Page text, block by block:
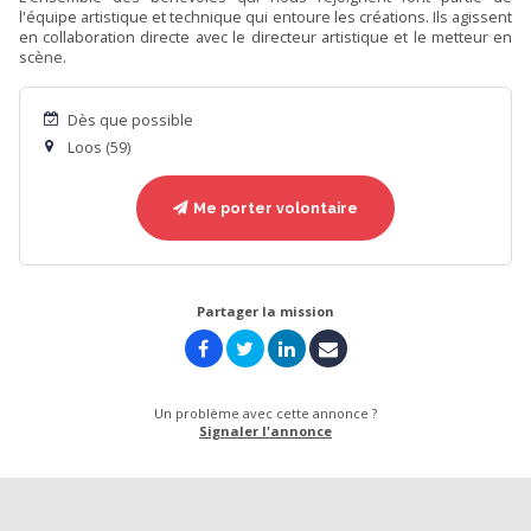
l'équipe artistique et technique qui entoure les créations. Ils agissent
en collaboration directe avec le directeur artistique et le metteur en
scène.
Dès que possible
Loos (59)
Me porter volontaire
Partager la mission
Un problème avec cette annonce ?
Signaler l'annonce